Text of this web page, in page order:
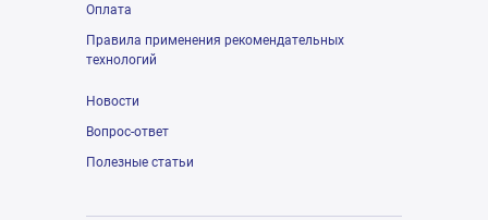
Оплата
Правила применения рекомендательных
технологий
Новости
Вопрос-ответ
Полезные статьи